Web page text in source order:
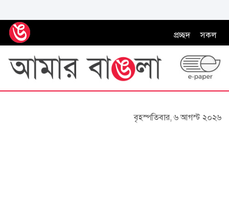
প্রচ্ছদ সকল
বৃহস্পতিবার, ৬ আগস্ট ২০২৬